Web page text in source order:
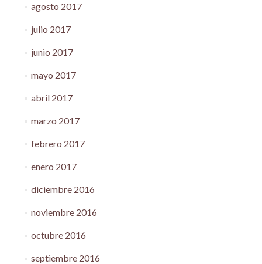
agosto 2017
julio 2017
junio 2017
mayo 2017
abril 2017
marzo 2017
febrero 2017
enero 2017
diciembre 2016
noviembre 2016
octubre 2016
septiembre 2016